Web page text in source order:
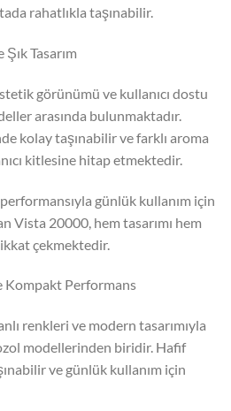
rahatlıkla taşınabilir.
Tasarım
görünümü ve kullanıcı dostu
arasında bulunmaktadır.
kolay taşınabilir ve farklı aroma
kitlesine hitap etmektedir.
günlük kullanım için
Vista 20000, hem tasarımı hem
çekmektedir.
Kompakt Performans
renkleri ve modern tasarımıyla
modellerinden biridir. Hafif
ve günlük kullanım için